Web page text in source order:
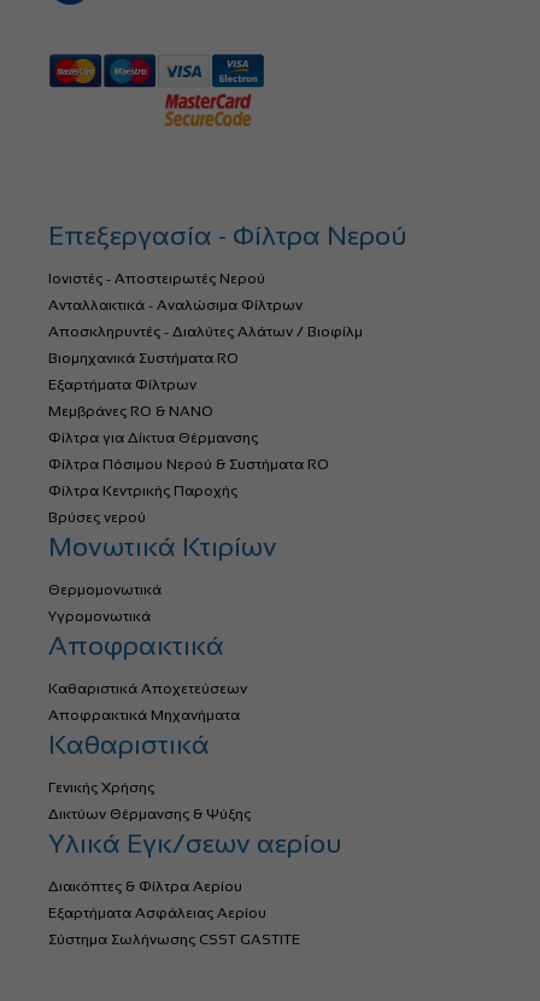
Επεξεργασία - Φίλτρα Νερού
Ιονιστές - Αποστειρωτές Νερού
Ανταλλακτικά - Αναλώσιμα Φίλτρων
Αποσκληρυντές - Διαλύτες Αλάτων / Βιοφίλμ
Βιομηχανικά Συστήματα RO
Εξαρτήματα Φίλτρων
Μεμβράνες RO & NANO
Φίλτρα για Δίκτυα Θέρμανσης
Φίλτρα Πόσιμου Νερού & Συστήματα RO
Φίλτρα Κεντρικής Παροχής
Βρύσες νερού
Μονωτικά Κτιρίων
Θερμομονωτικά
Υγρομονωτικά
Αποφρακτικά
Καθαριστικά Αποχετεύσεων
Αποφρακτικά Μηχανήματα
Καθαριστικά
Γενικής Χρήσης
Δικτύων Θέρμανσης & Ψύξης
Υλικά Εγκ/σεων αερίου
Διακόπτες & Φίλτρα Αερίου
Εξαρτήματα Ασφάλειας Αερίου
Σύστημα Σωλήνωσης CSST GASTITE